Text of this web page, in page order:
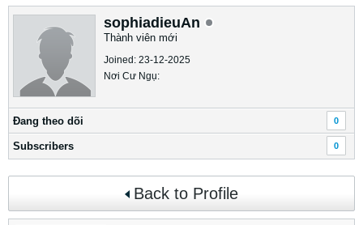
sophiadieuAn
Thành viên mới
Joined: 23-12-2025
Nơi Cư Ngụ:
Ðang theo dõi 0
Subscribers 0
Back to Profile